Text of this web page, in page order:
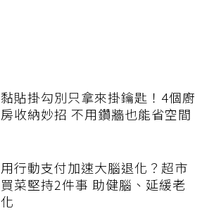
黏貼掛勾別只拿來掛鑰匙！4個廚
房收納妙招 不用鑽牆也能省空間
用行動支付加速大腦退化？超市
買菜堅持2件事 助健腦、延緩老
化